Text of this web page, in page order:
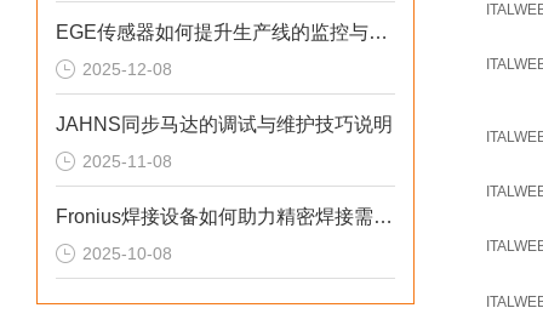
EGE传感器如何提升生产线的监控与管理效率？
2025-12-08
JAHNS同步马达的调试与维护技巧说明
2025-11-08
Fronius焊接设备如何助力精密焊接需求？
2025-10-08